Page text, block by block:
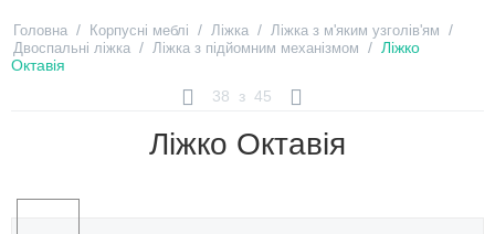
Головна / Корпусні меблі / Ліжка / Ліжка з м'яким узголів'ям /
Двоспальні ліжка / Ліжка з підйомним механізмом / Ліжко
Октавія
38
з 45
Ліжко Октавія